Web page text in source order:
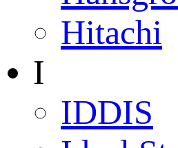
Hitachi
I
IDDIS